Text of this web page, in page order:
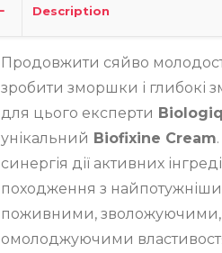
Description
Продовжити сяйво
зробити зморшки і
для цього експерти
унікальний Biofixine Cream
синергія дії активних
походження з
поживними, зволожуючими,
омолоджуючими